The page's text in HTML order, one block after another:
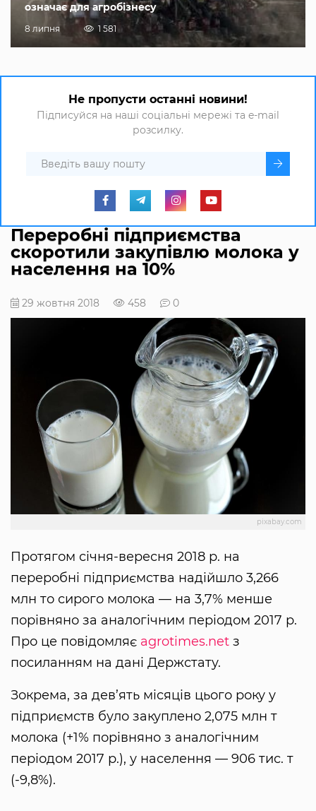
означає для агробізнесу
8 липня 1 581
Не пропусти останні новини!
Підписуйся на наші соціальні мережі та e-mail
розсилку.
Переробні підприємства
скоротили закупівлю молока у
населення на 10%
29 жовтня 2018 458 0
pixabay.com
Протягом січня-вересня 2018 р. на
переробні підприємства надійшло 3,266
млн то сирого молока — на 3,7% менше
порівняно за аналогічним періодом 2017 р.
Про це повідомляє agrotimes.net з
посиланням на дані Держстату.
Зокрема, за дев’ять місяців цього року у
підприємств було закуплено 2,075 млн т
молока (+1% порівняно з аналогічним
періодом 2017 р.), у населення — 906 тис. т
(-9,8%).